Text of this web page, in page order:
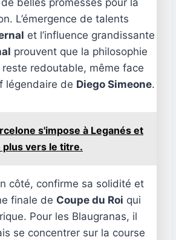
belles promesses pour la
L’émergence de talents
et l’influence grandissante
prouvent que la philosophie
redoutable, même face
légendaire de Diego Simeone.
s'impose à Leganés et
plus vers le titre.
côté, confirme sa solidité et
finale de Coupe du Roi qui
Pour les Blaugranas, il
se concentrer sur la course